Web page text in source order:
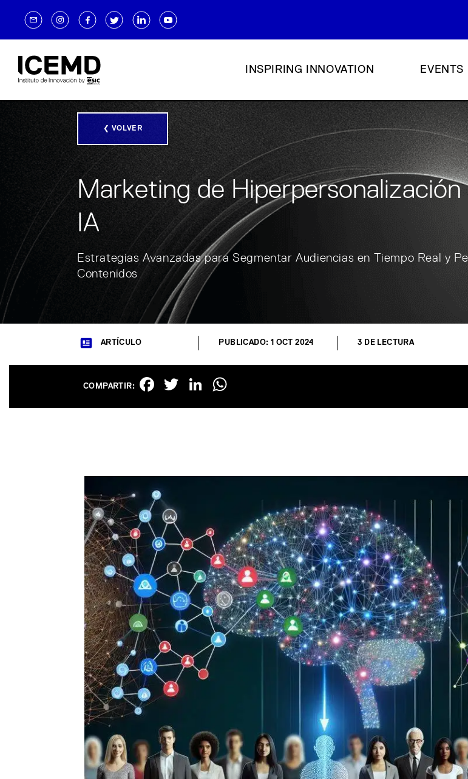
INSPIRING INNOVATION EVENTS
❮ VOLVER
Marketing de Hiperpersonalización
IA
Estrategias Avanzadas para Segmentar Audiencias en Tiempo Real y
Contenidos
ARTÍCULO PUBLICADO: 1 OCT 2024 3 DE LECTURA
COMPARTIR: Facebook
TwitterLinkedIn